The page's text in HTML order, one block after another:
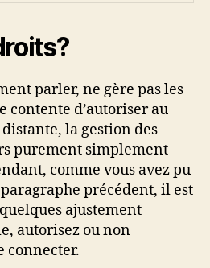
parler, ne gère pas les
contente d’autoriser au
la gestion des
purement simplement
comme vous avez pu
précédent, il est
ajustement
autorisez ou non
connecter.